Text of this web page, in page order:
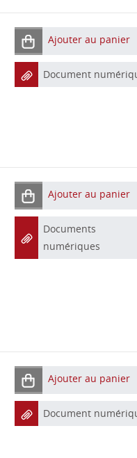
Ajouter au panier
Document
Ajouter au panier
Documents
numériques
Ajouter au panier
Document